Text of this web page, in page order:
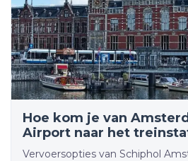
Hoe kom je van
Airport naar het
Vervoersopties van Schiphol